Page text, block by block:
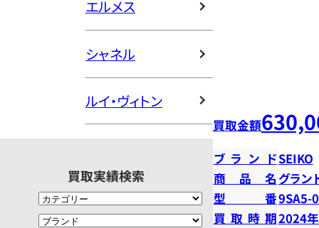
エルメス
シャネル
ルイ・ヴィトン
買取実績検索
買取金額
ブランドSEIKO
商品名 グラン
型番9SA5-
買取時期2024